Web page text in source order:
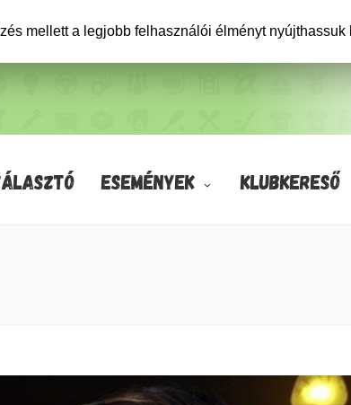
ESEMÉNYEK KLUBKERESŐ
mellett a legjobb felhasználói élményt nyújthassuk